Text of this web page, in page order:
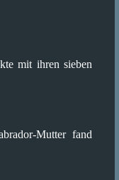
mit ihren sieben
Mutter fand